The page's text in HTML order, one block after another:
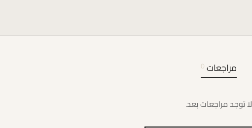
مراجعات0
لا توجد مراجعات بعد.